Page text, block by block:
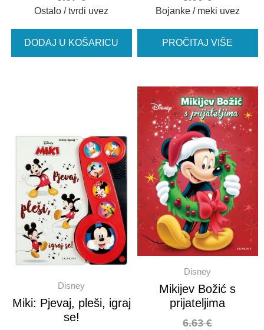
Ostalo / tvrdi uvez
DODAJ U KOŠARICU
Bojanke / meki uvez
PROČITAJ VIŠE
Disney
Miki: Pjevaj, pleši, igraj
se!
Disney
Mikijev Božić s
prijateljima
6.63€